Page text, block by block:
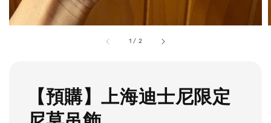
1 / 2
【預購】上海迪士尼限定